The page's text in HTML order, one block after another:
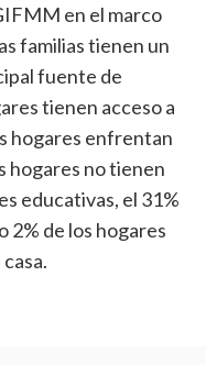
en el marco
familias tienen un
fuente de
tienen acceso a
hogares enfrentan
hogares no tienen
educativas, el 31%
2% de los hogares